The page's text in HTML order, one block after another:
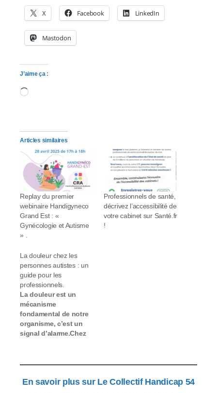
X Facebook LinkedIn
Mastodon
J’aime ça :
Articles similaires
Replay du premier
webinaire Handigyneco
Grand Est : «
Gynécologie et Autisme
» .
Professionnels de santé,
décrivez l’accessibilité de
votre cabinet sur Santé.fr
!
La douleur chez les
personnes autistes : un
guide pour les
professionnels.
La douleur est un
mécanisme
fondamental de notre
organisme, c’est un
signal d’alarme.Chez
particularités
intégration du schéma
En savoir plus sur Le Collectif Handicap 54